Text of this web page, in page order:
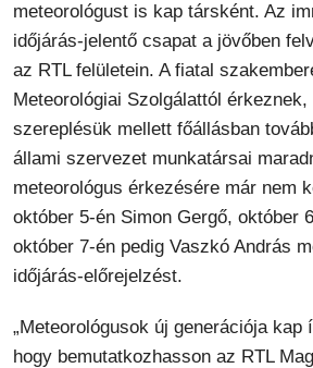
meteorológust is kap társként. Az
időjárás-jelentő csapat a jövőben
az RTL felületein. A fiatal
Meteorológiai Szolgálattól érkeznek,
szereplésük mellett főállásban
állami szervezet munkatársai
meteorológus érkezésére már nem
október 5-én Simon Gergő, október
október 7-én pedig Vaszkó András
időjárás-előrejelzést.
„Meteorológusok új generációja kap
hogy bemutatkozhasson az RTL